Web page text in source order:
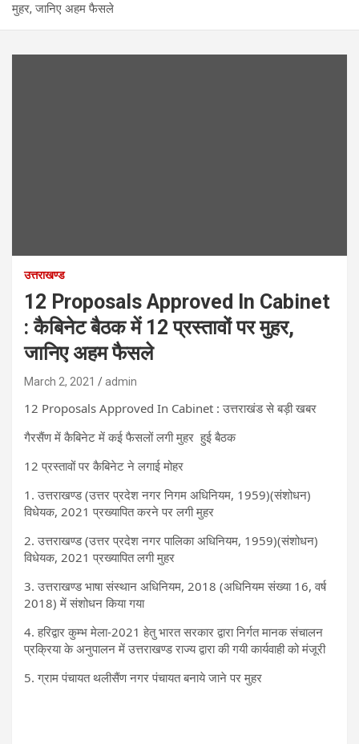
मुहर, जानिए अहम फैसले
उत्तराखण्ड
12 Proposals Approved In Cabinet
: कैबिनेट बैठक में 12 प्रस्तावों पर मुहर,
जानिए अहम फैसले
March 2, 2021 admin
12 Proposals Approved In Cabinet : उत्तराखंड से बड़ी खबर
गैरसैंण में कैबिनेट में कई फैसलों लगी मुहर हुई बैठक
12 प्रस्तावों पर कैबिनेट ने लगाई मोहर
1. उत्तराखण्ड (उत्तर प्रदेश नगर निगम अधिनियम, 1959)(संशोधन)
विधेयक, 2021 प्रख्यापित करने पर लगी मुहर
2. उत्तराखण्ड (उत्तर प्रदेश नगर पालिका अधिनियम, 1959)(संशोधन)
विधेयक, 2021 प्रख्यापित लगी मुहर
3. उत्तराखण्ड भाषा संस्थान अधिनियम, 2018 (अधिनियम संख्या 16, वर्ष
2018) में संशोधन किया गया
4. हरिद्वार कुम्भ मेला-2021 हेतु भारत सरकार द्वारा निर्गत मानक संचालन
प्रक्रिया के अनुपालन में उत्तराखण्ड राज्य द्वारा की गयी कार्यवाही को मंजूरी
5. ग्राम पंचायत थलीसैंण नगर पंचायत बनाये जाने पर मुहर